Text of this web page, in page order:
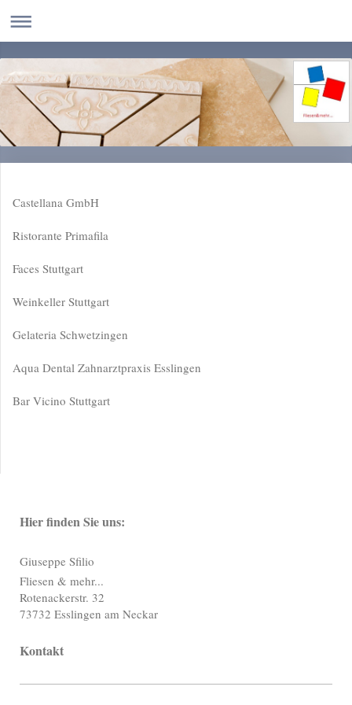
Castellana GmbH
Ristorante Primafila
Faces Stuttgart
Weinkeller Stuttgart
Gelateria Schwetzingen
Aqua Dental Zahnarztpraxis Esslingen
Bar Vicino Stuttgart
Hier finden Sie uns:
Giuseppe Sfilio
Fliesen & mehr...
Rotenackerstr. 32
73732 Esslingen am Neckar
Kontakt